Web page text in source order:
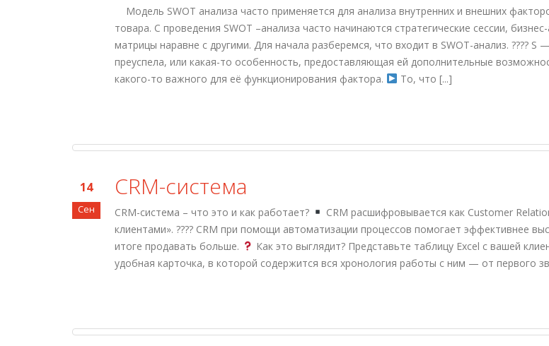
Модель SWOT анализа часто применяется для анализа внутренних и внешних
товара. С проведения SWOT –анализа часто начинаются стратегические сессии,
матрицы наравне с другими. Для начала разберемся, что входит в SWOT-анализ. ????
преуспела, или какая-то особенность, предоставляющая ей дополнительные
какого-то важного для её функционирования фактора.
То, что [...]
14
Сен
СRM-система
СRM-система – что это и как работает?
CRM расшифровывается как Customer
клиентами». ???? CRM при помощи автоматизации процессов помогает эффективнее
итоге продавать больше.
Как это выглядит? Представьте таблицу Excel с вашей
удобная карточка, в которой содержится вся хронология работы с ним — от первого